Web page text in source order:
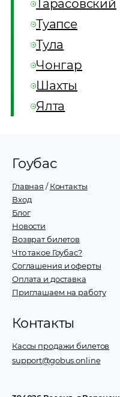
Тарасовский
Туапсе
Тула
Чонгар
Шахты
Ялта
Гоубас
Главная /Контакты
Вход
Блог
Новости
Возврат билетов
Что такое Гоубас?
Соглашения и оферты
Оплата и доставка
Приглашаем на работу
Контакты
Кассы продажи билетов
support@gobus.online